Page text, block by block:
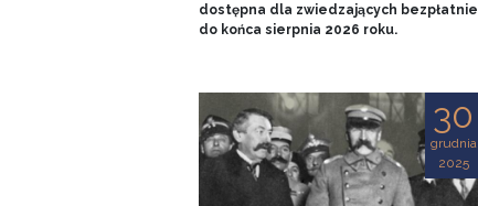
dostępna dla zwiedzających bezpłatnie
do końca sierpnia 2026 roku.
30
grudnia
2025